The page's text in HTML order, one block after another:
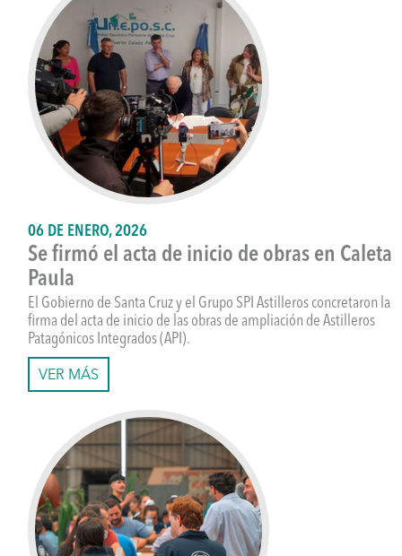
06 DE ENERO, 2026
Se firmó el acta de inicio de obras en Caleta
Paula
El Gobierno de Santa Cruz y el Grupo SPI Astilleros concretaron la
firma del acta de inicio de las obras de ampliación de Astilleros
Patagónicos Integrados (API).
VER MÁS